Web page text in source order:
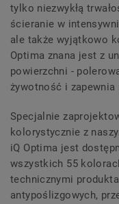
tylko niezwykłą
ścieranie w
ale także wyjątkowo
Optima znana jest z
powierzchni -
żywotność i zapewnia
Specjalnie
kolorystycznie z
iQ Optima jest
wszystkich 55
technicznymi
antypoślizgowych,